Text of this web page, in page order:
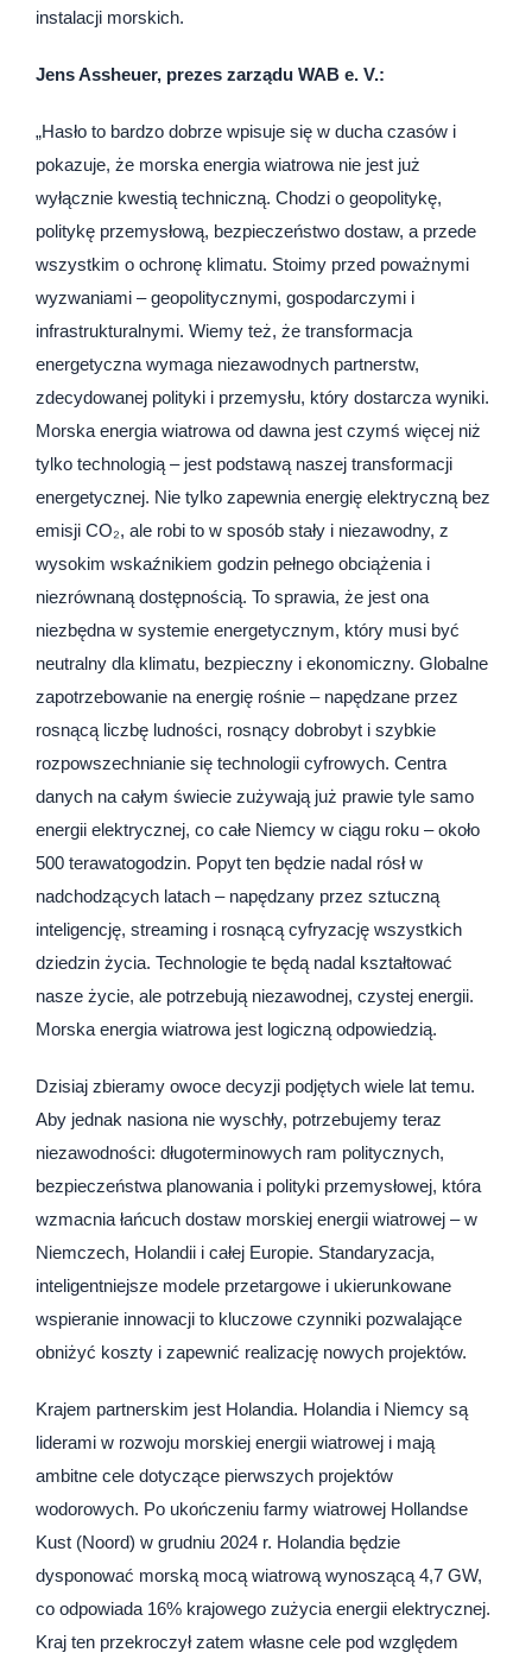
instalacji morskich.
Jens Assheuer, prezes zarządu WAB e. V.:
„Hasło to bardzo dobrze wpisuje się w ducha czasów i
pokazuje, że morska energia wiatrowa nie jest już
wyłącznie kwestią techniczną. Chodzi o geopolitykę,
politykę przemysłową, bezpieczeństwo dostaw, a przede
wszystkim o ochronę klimatu. Stoimy przed poważnymi
wyzwaniami – geopolitycznymi, gospodarczymi i
infrastrukturalnymi. Wiemy też, że transformacja
energetyczna wymaga niezawodnych partnerstw,
zdecydowanej polityki i przemysłu, który dostarcza wyniki.
Morska energia wiatrowa od dawna jest czymś więcej niż
tylko technologią – jest podstawą naszej transformacji
energetycznej. Nie tylko zapewnia energię elektryczną bez
emisji CO₂, ale robi to w sposób stały i niezawodny, z
wysokim wskaźnikiem godzin pełnego obciążenia i
niezrównaną dostępnością. To sprawia, że jest ona
niezbędna w systemie energetycznym, który musi być
neutralny dla klimatu, bezpieczny i ekonomiczny. Globalne
zapotrzebowanie na energię rośnie – napędzane przez
rosnącą liczbę ludności, rosnący dobrobyt i szybkie
rozpowszechnianie się technologii cyfrowych. Centra
danych na całym świecie zużywają już prawie tyle samo
energii elektrycznej, co całe Niemcy w ciągu roku – około
500 terawatogodzin. Popyt ten będzie nadal rósł w
nadchodzących latach – napędzany przez sztuczną
inteligencję, streaming i rosnącą cyfryzację wszystkich
dziedzin życia. Technologie te będą nadal kształtować
nasze życie, ale potrzebują niezawodnej, czystej energii.
Morska energia wiatrowa jest logiczną odpowiedzią.
Dzisiaj zbieramy owoce decyzji podjętych wiele lat temu.
Aby jednak nasiona nie wyschły, potrzebujemy teraz
niezawodności: długoterminowych ram politycznych,
bezpieczeństwa planowania i polityki przemysłowej, która
wzmacnia łańcuch dostaw morskiej energii wiatrowej – w
Niemczech, Holandii i całej Europie. Standaryzacja,
inteligentniejsze modele przetargowe i ukierunkowane
wspieranie innowacji to kluczowe czynniki pozwalające
obniżyć koszty i zapewnić realizację nowych projektów.
Krajem partnerskim jest Holandia. Holandia i Niemcy są
liderami w rozwoju morskiej energii wiatrowej i mają
ambitne cele dotyczące pierwszych projektów
wodorowych. Po ukończeniu farmy wiatrowej Hollandse
Kust (Noord) w grudniu 2024 r. Holandia będzie
dysponować morską mocą wiatrową wynoszącą 4,7 GW,
co odpowiada 16% krajowego zużycia energii elektrycznej.
Kraj ten przekroczył zatem własne cele pod względem